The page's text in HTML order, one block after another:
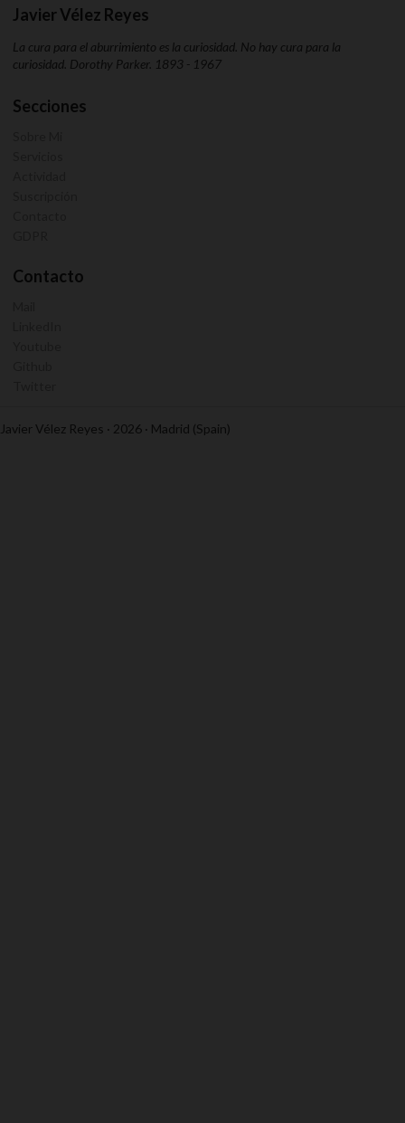
Javier Vélez Reyes
La cura para el aburrimiento es la curiosidad. No hay cura para la
curiosidad. Dorothy Parker. 1893 - 1967
Secciones
Contacto
Javier Vélez Reyes · 2026 · Madrid (Spain)